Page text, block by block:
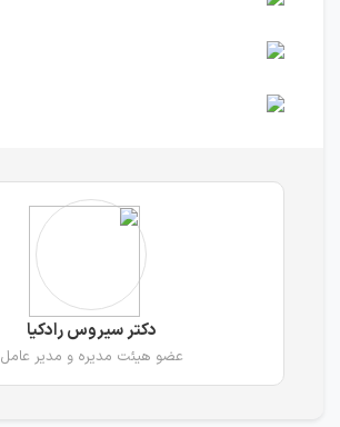
دکتر سیروس رادکیا
عضو هيئت مديره و مدیر عامل